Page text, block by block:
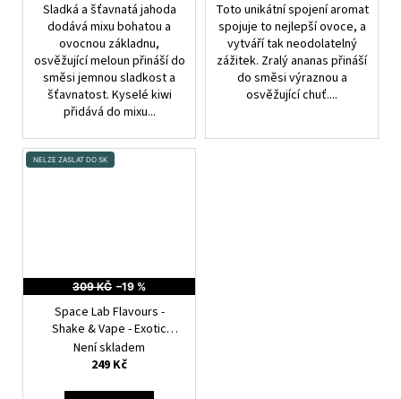
Sladká a šťavnatá jahoda
dodává mixu bohatou a
ovocnou základnu,
osvěžující meloun přináší do
směsi jemnou sladkost a
šťavnatost. Kyselé kiwi
přidává do mixu...
Toto unikátní spojení aromat
spojuje to nejlepší ovoce, a
vytváří tak neodolatelný
zážitek. Zralý ananas přináší
do směsi výraznou a
osvěžující chuť....
NELZE ZASLAT DO SK
309 KČ –19 %
Space Lab Flavours -
Shake & Vape - Exotic
Venus - 10mlAnanas,
Mango, Guava, Jackfruit,
Není skladem
249 Kč